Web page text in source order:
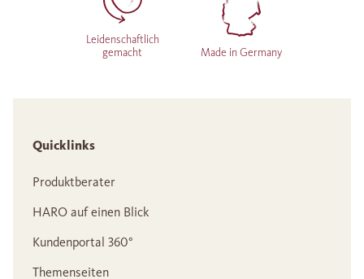
Leidenschaftlich
gemacht
Made in Germany
Quicklinks
Produktberater
HARO auf einen Blick
Kundenportal 360°
Themenseiten